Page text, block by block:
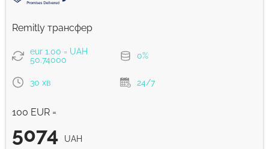
Комісія Strumok, завжди 0%
Remitly трансфер
eur 1.00 = UAH
50.74000
0%
30 хв 24/7
100 EUR =
5074 UAH